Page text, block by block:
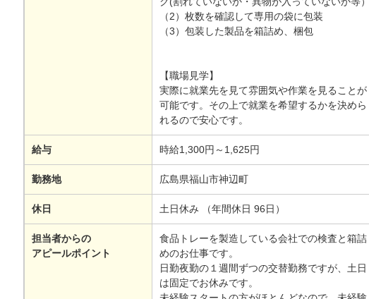
（2）枚数を確認して専用の袋に包装
（3）包装した製品を箱詰め、梱包
【職場見学】
実際に就業先を見て雰囲気や作業を見ることが
可能です。その上で就業を希望するかを決めら
れるので安心です。
給与 時給1,300円～1,625円
勤務地 広島県福山市神辺町
休日 土日休み （年間休日 96日）
担当者からの
アピールポイント
食品トレーを製造している会社での検査と箱詰
めのお仕事です。
日勤夜勤の１週間ずつの交替勤務ですが、土日
は固定でお休みです。